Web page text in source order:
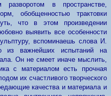
разворотом в пространстве,
обобщенностью трактовки
что в этом произведении
выявить все особенности
вспоминаешь слова И.
из важнейших испытаний на
Он не смеет иначе мыслить,
с материалом есть прочная
их счастливого творческого
качества и материала и